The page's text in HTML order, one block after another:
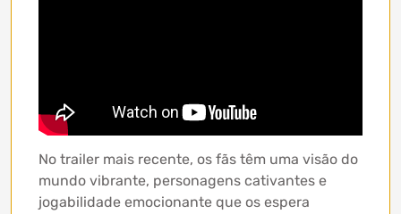
No trailer mais recente, os fãs têm uma visão do
mundo vibrante, personagens cativantes e
jogabilidade emocionante que os espera